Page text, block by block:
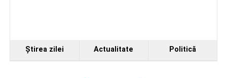
Spectacol de vals și tango „Armonii în
pași de dans”
Ştirea zilei Actualitate Politică